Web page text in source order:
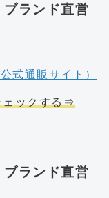
ランド直営
ェックする⇒
ランド直営